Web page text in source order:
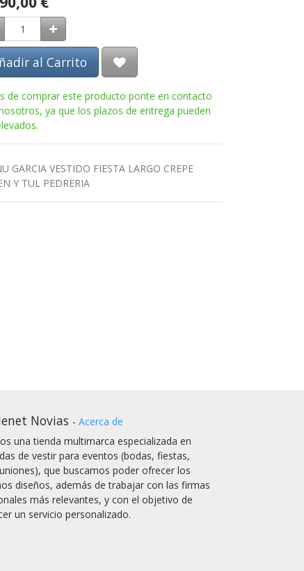
al Carrito
de comprar este producto ponte en contacto
ya que los plazos de entrega pueden
GARCIA VESTIDO FIESTA LARGO CREPE
Y TUL PEDRERIA
Novias - Acerca de
una tienda multimarca especializada en
de vestir para eventos (bodas, fiestas,
que buscamos poder ofrecer los
diseños, además de trabajar con las firmas
más relevantes, y con el objetivo de
un servicio personalizado.